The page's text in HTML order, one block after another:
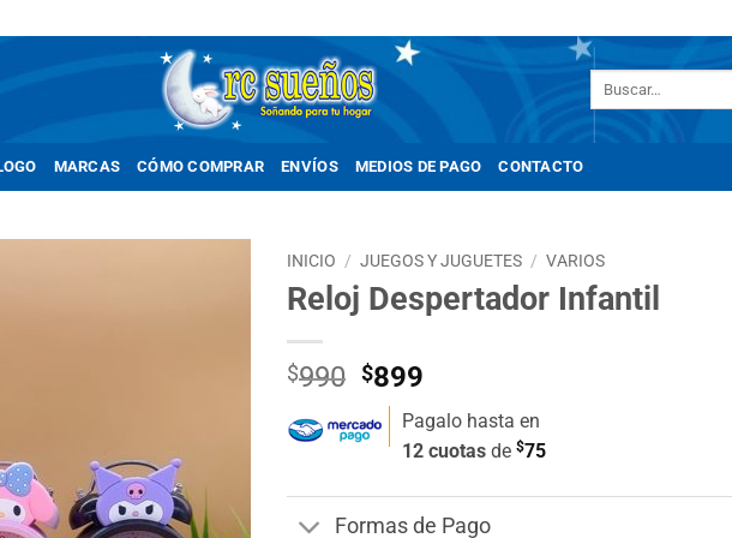
MARCAS CÓMO COMPRAR ENVÍOS MEDIOS DE PAGO CONTACTO
INICIO / JUEGOS Y JUGUETES / VARIOS
Reloj Despertador Infantil
$990 El
precio
original
era:
$990.
$899
precio
actual
es:
$899.
Pagalo hasta en
12 cuotas de $75
Formas de Pago